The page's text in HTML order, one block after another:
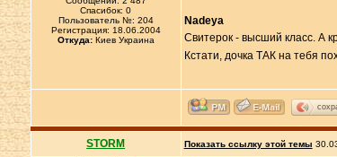
Спасибок: 0
Пользователь №: 204
Регистрация: 18.06.2004
Откуда:Киев Украина
Nadeya
Свитерок - высший класс. А
Кстати, дочка ТАК на тебя
STORM Показать ссылку этой темы